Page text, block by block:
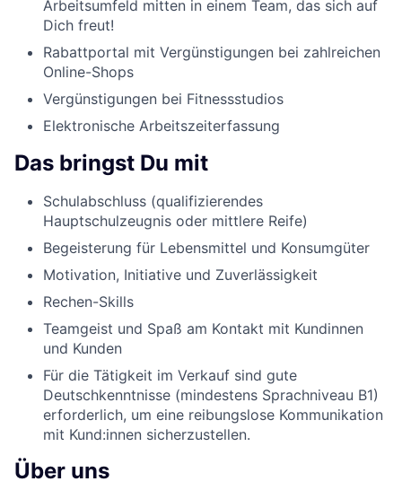
Arbeitsumfeld mitten in einem Team, das sich auf
Dich freut!
Rabattportal mit Vergünstigungen bei zahlreichen
Online-Shops
Vergünstigungen bei Fitnessstudios
Elektronische Arbeitszeiterfassung
Das bringst Du mit
Schulabschluss (qualifizierendes
Hauptschulzeugnis oder mittlere Reife)
Begeisterung für Lebensmittel und Konsumgüter
Motivation, Initiative und Zuverlässigkeit
Rechen-Skills
Teamgeist und Spaß am Kontakt mit Kundinnen
und Kunden
Für die Tätigkeit im Verkauf sind gute
Deutschkenntnisse (mindestens Sprachniveau B1)
erforderlich, um eine reibungslose Kommunikation
mit Kund:innen sicherzustellen.
Über uns